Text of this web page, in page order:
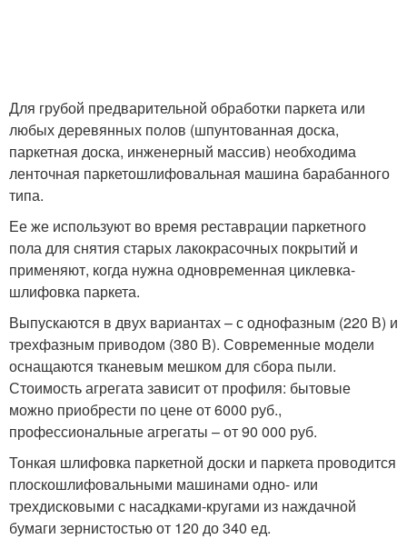
Для грубой предварительной обработки паркета или
любых деревянных полов (шпунтованная доска,
паркетная доска, инженерный массив) необходима
ленточная паркетошлифовальная машина барабанного
типа.
Ее же используют во время реставрации паркетного
пола для снятия старых лакокрасочных покрытий и
применяют, когда нужна одновременная циклевка-
шлифовка паркета.
Выпускаются в двух вариантах – с однофазным (220 В) и
трехфазным приводом (380 В). Современные модели
оснащаются тканевым мешком для сбора пыли.
Стоимость агрегата зависит от профиля: бытовые
можно приобрести по цене от 6000 руб.,
профессиональные агрегаты – от 90 000 руб.
Тонкая шлифовка паркетной доски и паркета проводится
плоскошлифовальными машинами одно- или
трехдисковыми с насадками-кругами из наждачной
бумаги зернистостью от 120 до 340 ед.